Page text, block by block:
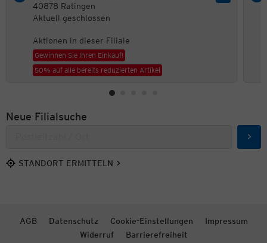
40878 Ratingen
Aktuell geschlossen
Aktionen in dieser Filiale
Gewinnen Sie Ihren Einkauf!
50% auf alle bereits reduzierten Artikel
Neue Filialsuche
STANDORT ERMITTELN
AGB Datenschutz Cookie-Einstellungen
Impressum
Widerruf
Barrierefreiheit